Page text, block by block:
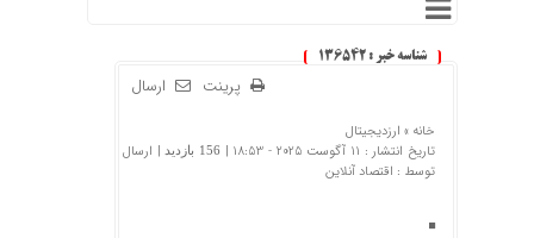
شناسه خبر : 136542
ارسال پرینت
خانه » ارزدیجیتال
تاریخ انتشار : 11 آگوست 2025 - 18:53 |
156 بازدید
| ارسال
توسط : اقتصاد آنلاین